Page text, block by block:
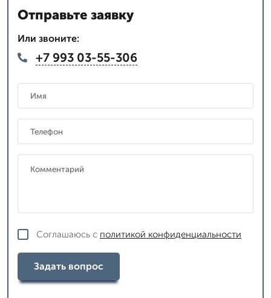
Отправьте заявку
Или звоните:
+7 993 03-55-306
Соглашаюсь с политикой конфиденциальности
Задать вопрос